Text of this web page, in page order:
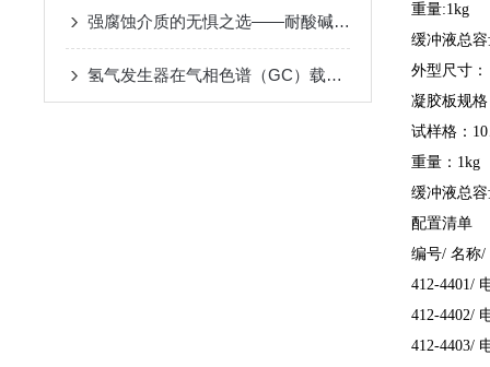
强腐蚀介质的无惧之选——耐酸碱蠕动泵原理与化工流体传输应用
氢气发生器在气相色谱（GC）载气与检测器气源中的核心作用
重量:1kg
缓冲液总
外型尺寸
凝胶板规
试样格：
重量：1kg
缓冲液总
配置清单
编号/ 名称/
412-4401/
412-4402/
412-4403/